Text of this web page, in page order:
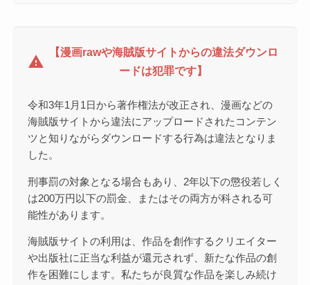
warning
【漫画rawや海賊版サイトからの違法ダウンロ
ードは犯罪です】
令和3年1月1日から著作権法が改正され、漫画などの
海賊版サイトから違法にアップロードされたコンテン
ツと知りながらダウンロードする行為は違法となりま
した。
刑事罰の対象となる場合もあり、2年以下の懲役若しく
は200万円以下の罰金、またはその両方が科される可
能性があります。
海賊版サイトの利用は、作品を創作するクリエイター
や出版社に正当な利益が還元されず、新たな作品の創
作を困難にします。私たちが良質な作品を楽しみ続け